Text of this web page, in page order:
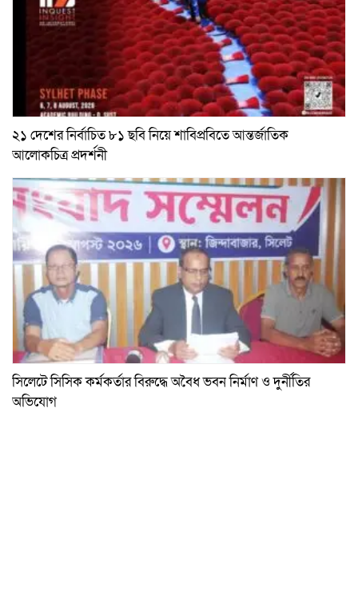
২১ দেশের নির্বাচিত ৮১ ছবি নিয়ে শাবিপ্রবিতে আন্তর্জাতিক
আলোকচিত্র প্রদর্শনী
সিলেটে সিসিক কর্মকর্তার বিরুদ্ধে অবৈধ ভবন নির্মাণ ও দুর্নীতির
অভিযোগ